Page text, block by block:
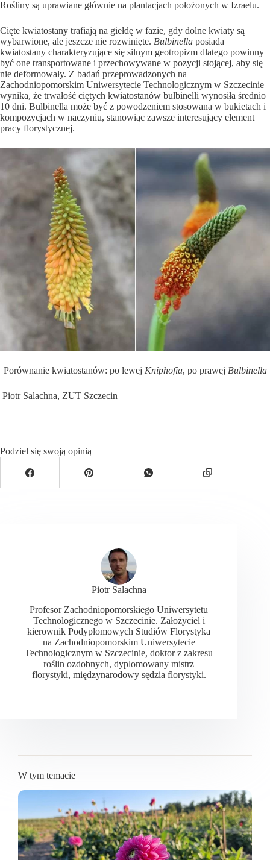
Rośliny są uprawiane głównie na plantacjach położonych w Izraelu.
Cięte kwiatostany trafiają na giełdę w fazie, gdy dolne kwiaty są
wybarwione, ale jeszcze nie rozwinięte. Bulbinella posiada
kwiatostany charakteryzujące się silnym geotropizm dlatego powinny
być one transportowane i przechowywane w pozycji stojącej, aby się
nie deformowały. Z badań przeprowadzonych na
Zachodniopomorskim Uniwersytecie Technologicznym w Szczecinie
wynika, że trwałość ciętych kwiatostanów bulbinelli wynosiła średnio
10 dni. Bulbinella może być z powodzeniem stosowana w bukietach i
kompozycjach w naczyniu, stanowiąc zawsze interesujący element
pracy florystycznej.
Porównanie kwiatostanów: po lewej Kniphofia, po prawej Bulbinella
Piotr Salachna, ZUT Szczecin
Podziel się swoją opinią
Piotr Salachna
Profesor Zachodniopomorskiego Uniwersytetu
Technologicznego w Szczecinie. Założyciel i
kierownik Podyplomowych Studiów Florystyka
na Zachodniopomorskim Uniwersytecie
Technologicznym w Szczecinie, doktor z zakresu
roślin ozdobnych, dyplomowany mistrz
florystyki, międzynarodowy sędzia florystyki.
W tym temacie